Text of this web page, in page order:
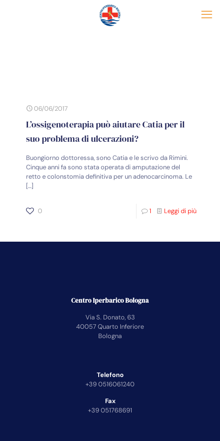
06/06/2017
L’ossigenoterapia può aiutare Catia per il
suo problema di ulcerazioni?
Buongiorno dottoressa, sono Catia e le scrivo da Rimini.
Cinque anni fa sono stata operata di amputazione del
retto e colonstomia definitiva per un adenocarcinoma. Le
[…]
0 1 Leggi di più
Centro Iperbarico Bologna
Via S. Donato, 63
40057 Quarto Inferiore
Bologna
Telefono
+39 0516061240
Fax
+39 051768691